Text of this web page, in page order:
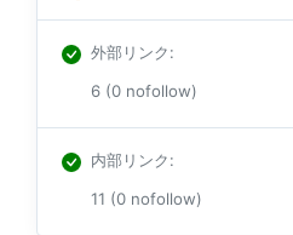
外部リンク:
6 (0 nofollow)
内部リンク:
11 (0 nofollow)